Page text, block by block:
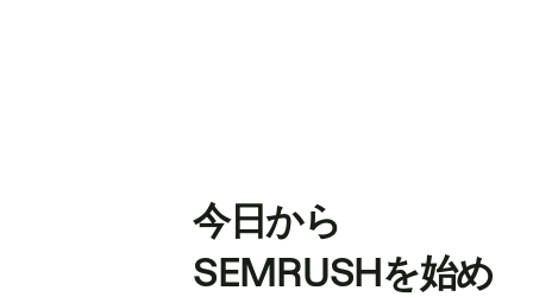
今日から
SEMRUSHを始め